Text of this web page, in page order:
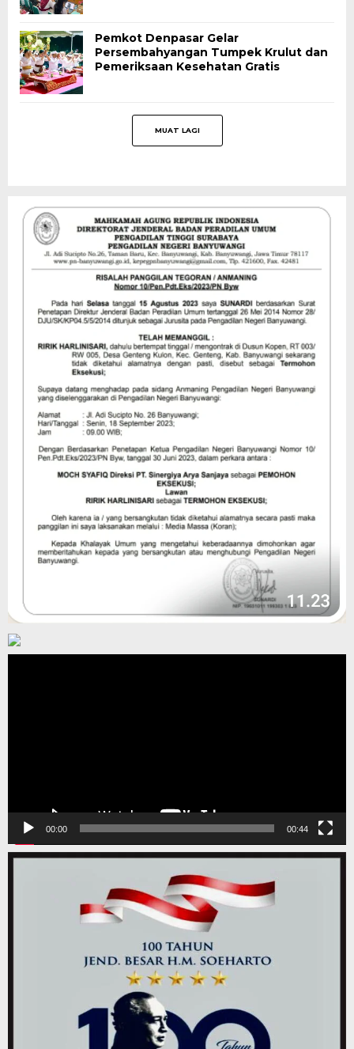
Pemkot Denpasar Gelar
Persembahyangan Tumpek Krulut dan
Pemeriksaan Kesehatan Gratis
00:00 00:44